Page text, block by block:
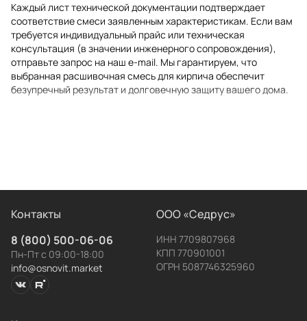
Каждый лист технической документации подтверждает
соответствие смеси заявленным характеристикам. Если вам
требуется индивидуальный прайс или техническая
консультация (в значении инженерного сопровождения),
отправьте запрос на наш e-mail. Мы гарантируем, что
выбранная расшивочная смесь для кирпича обеспечит
безупречный результат и долговечную защиту вашего дома.
Контакты
8 (800) 500-06-06
Пн-Пт с 09:00-18:00
info@osnovit.market
ООО «Седрус»
ИНН 7709807968
КПП 770901001
ОГРН 5087746325960